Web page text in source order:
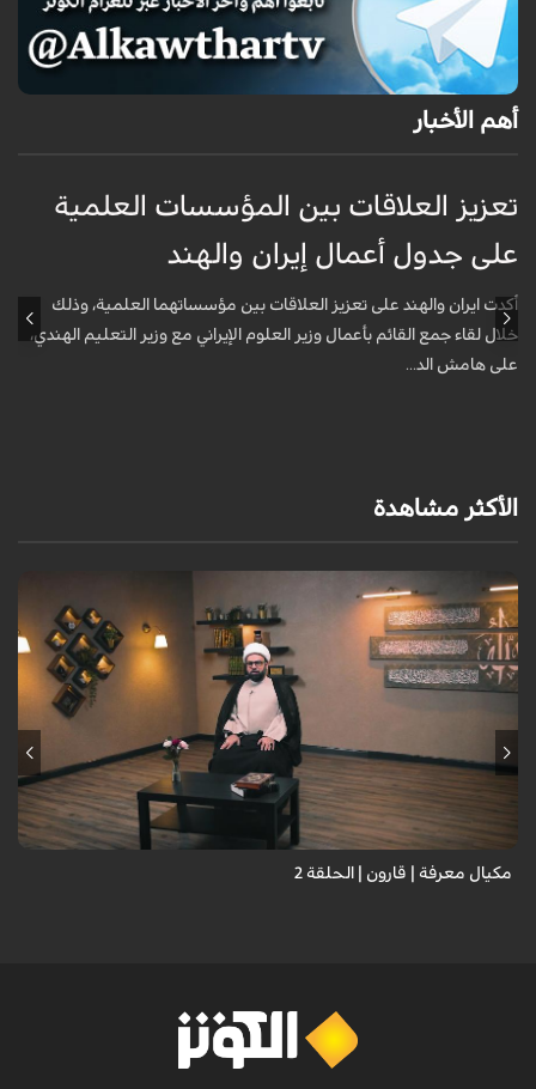
أهم الأخبار
تعزيز العلاقات بين المؤسسات العلمية
على جدول أعمال إيران والهند
أكدت ايران والهند على تعزيز العلاقات بين مؤسساتهما العلمية، وذلك
خلال لقاء جمع القائم بأعمال وزير العلوم الإيراني مع وزير التعليم الهندي،
على هامش الد...
الأكثر مشاهدة
مكيال معرفة | قارون | الحلقة 2